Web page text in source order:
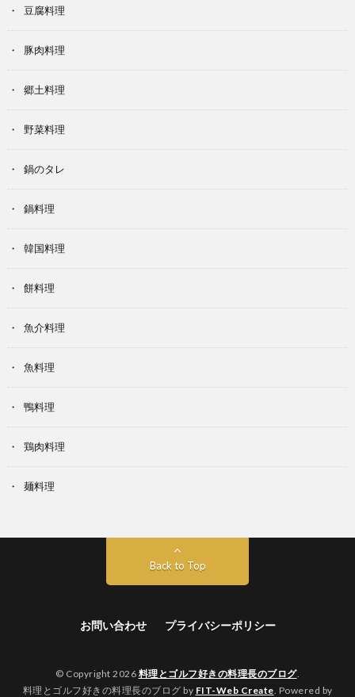
豆腐料理
豚肉料理
郷土料理
野菜料理
鍋のタレ
鍋料理
韓国料理
餅料理
魚介料理
魚料理
鴨料理
鶏肉料理
麺料理
Back to Top
お問い合わせ プライバシーポリシー
© Copyright 2026 料理とゴルフ好きの料理長のブログ.
料理とゴルフ好きの料理長のブログ by FIT-Web Create. Powered by